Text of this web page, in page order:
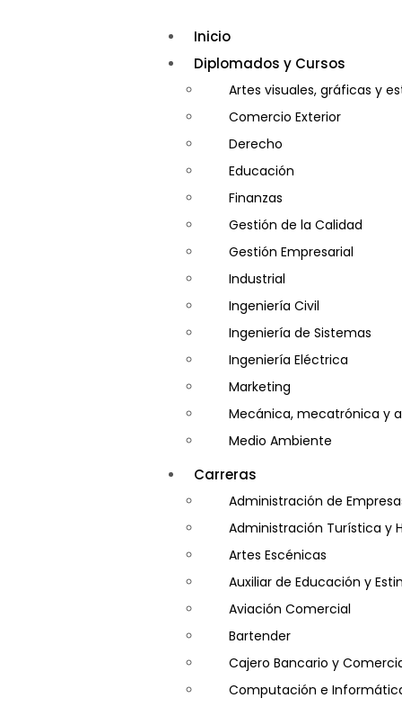
Inicio
Diplomados y Cursos
Artes visuales, gráficas y
Comercio Exterior
Derecho
Educación
Finanzas
Gestión de la Calidad
Gestión Empresarial
Industrial
Ingeniería Civil
Ingeniería de Sistemas
Ingeniería Eléctrica
Marketing
Mecánica, mecatrónica y
Medio Ambiente
Minería e Hidrocarburos
Salud y Psicología
Seguridad
Carreras
Administración de
Administración Turística y
Artes Escénicas
Auxiliar de Educación y
Aviación Comercial
Bartender
Cajero Bancario y
Computación e